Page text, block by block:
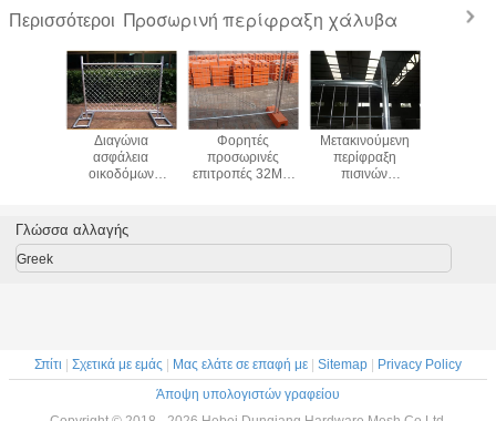
Περισσότεροι Προσωρινή περίφραξη χάλυβα
στενά
φράκτη
Διαγώνια
ασφάλεια
οικοδόμων
στηριγμάτων που
περιφράζει την
γαλβανισμένη
Φορητές
προσωρινές
επιτροπές 32MM
σωλήνων που
πλαστικά πόδια
Μετακινούμενη
περίφραξη
πισινών
φρακτών
αλυσίδων
Γλώσσα αλλαγής
Greek
Σπίτι | Σχετικά με εμάς | Μας ελάτε σε επαφή με | Sitemap | Privacy Policy
Άποψη υπολογιστών γραφείου